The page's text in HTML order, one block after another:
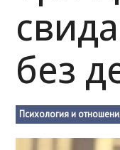
Hi-Tech.
Россия
Наука и
Политика
без
Психология и